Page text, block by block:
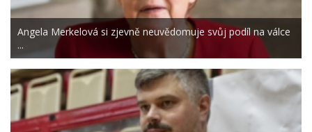
Angela Merkelová si zjevně neuvědomuje svůj podíl na válce
...